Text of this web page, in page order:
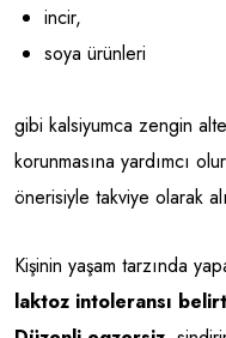
incir,
soya ürünleri
gibi kalsiyumca zengin
korunmasına yardımcı
önerisiyle takviye olarak
Kişinin yaşam tarzında
laktoz intoleransı